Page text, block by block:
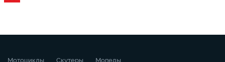
Мотоциклы Скутеры Мопеды